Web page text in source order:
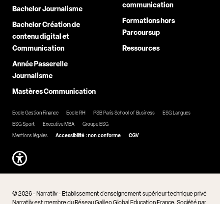
Bachelor Journalisme
Bachelor Création de
contenu digital et
Communication
Année Passerelle
Journalisme
Mastères Communication
communication
Formations hors
Parcoursup
Ressources
Ecole Gestion Finance Ecole RH PSB Paris School of Business
ESG Langues
ESG Sport
Executive MBA
Groupe ESG
Mentions légales
Accessibilité : non conforme CGV
© 2026 - Narratiiv - Etablissement d'enseignement supérieur technique privé
Narratiiv est membre du Réseau Galileo Global Education France. Société par